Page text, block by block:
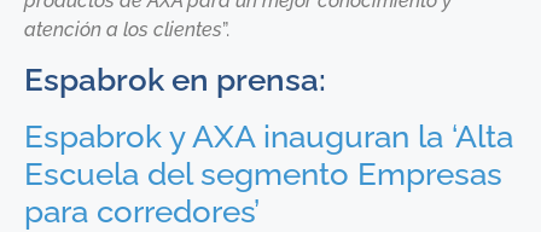
atención a los clientes”.
Espabrok en prensa:
Espabrok y AXA inauguran la ‘Alta
Escuela del segmento Empresas
para corredores’